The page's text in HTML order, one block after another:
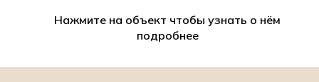
Нажмите на объект чтобы узнать о нём
подробнее